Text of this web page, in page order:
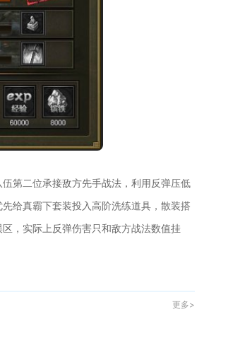
第二位承接敌方先手战法，利用反弹压低
给真霸下套装投入高阶洗练道具，散装搭
，实际上反弹伤害只和敌方战法数值挂
更多>